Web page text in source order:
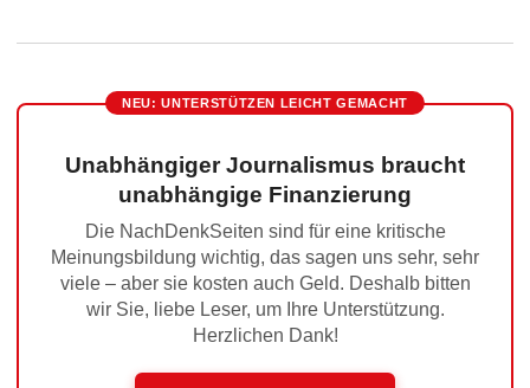
NEU: UNTERSTÜTZEN LEICHT GEMACHT
Unabhängiger Journalismus braucht
unabhängige Finanzierung
Die NachDenkSeiten sind für eine kritische
Meinungsbildung wichtig, das sagen uns sehr, sehr
viele – aber sie kosten auch Geld. Deshalb bitten
wir Sie, liebe Leser, um Ihre Unterstützung.
Herzlichen Dank!